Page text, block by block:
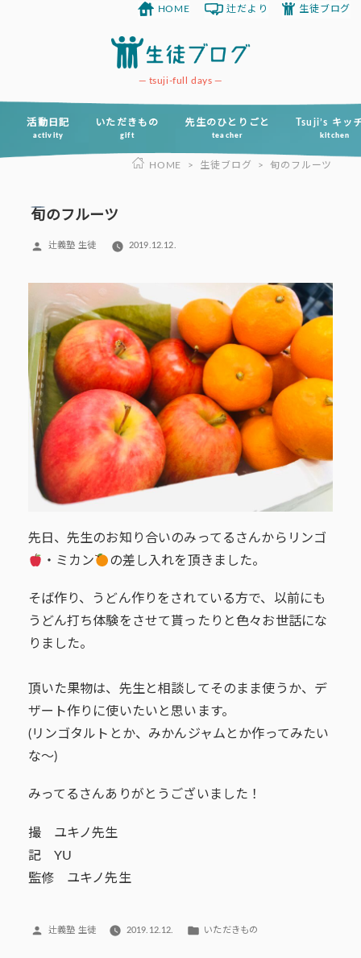
ツ
tsuji-full days
活動日記
activity
いただきもの
gift
先生のひとりごと
teacher
Tsuji’s キッ
kitchen
HOME 辻だより 生徒ブログ
HOME > 生徒ブログ > 旬のフルーツ
旬のフルーツ
投
辻義塾 生徒 2019.12.12.
先日、先生のお知り合いのみってるさんからリンゴ
・ミカン
の差し入れを頂きました。
そば作り、うどん作りをされている方で、以前にも
うどん打ち体験をさせて貰ったりと色々お世話にな
りました。
頂いた果物は、先生と相談してそのまま使うか、デ
ザート作りに使いたいと思います。
(リンゴタルトとか、みかんジャムとか作ってみたい
な～)
みってるさんありがとうございました！
撮 ユキノ先生
記 YU
監修 ユキノ先生
投
辻義塾 生徒 2019.12.12.
カ
いただきもの